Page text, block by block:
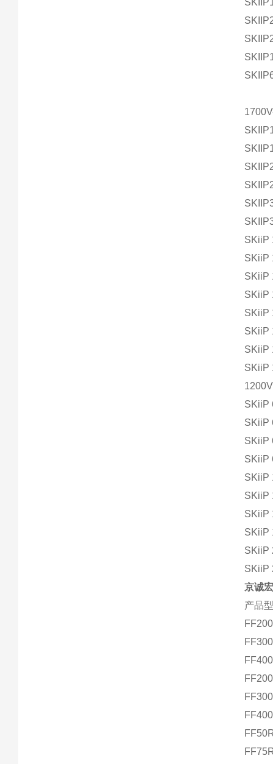
SKiiP
SKiiP
SKiiP
SKiiP
SKiiP
SKiiP
SKiiP
SKiiP
SKiiP
SKiiP
SKiiP
SKiiP
SKiiP
SKiiP
SKiiP
SKiiP
SKiiP
SKiiP
京诚
产品